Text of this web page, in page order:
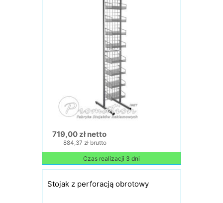
719,00 zł netto
884,37 zł brutto
Czas realizacji 3 dni
Stojak z perforacją obrotowy